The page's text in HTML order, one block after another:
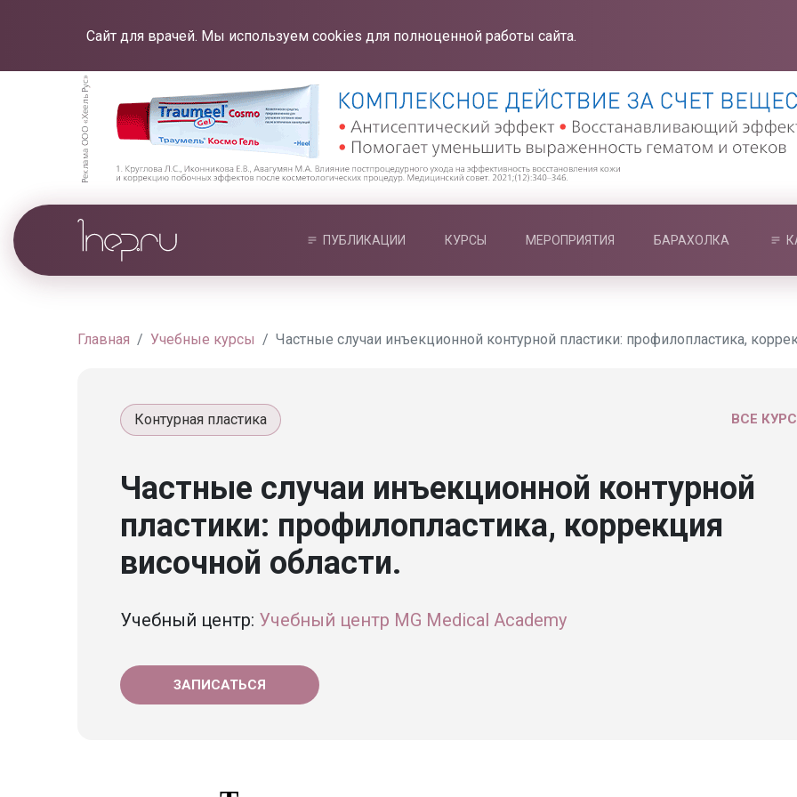
Сайт для врачей. Мы используем cookies для полноценной работы сайта.
ПУБЛИКАЦИИ КУРСЫ МЕРОПРИЯТИЯ БАРАХОЛКА
Главная Учебные курсы Частные случаи инъекционной контурной пластики: профилопластика,
ВСЕ
Контурная пластика
Частные случаи инъекционной контурной
пластики: профилопластика, коррекция
височной области.
Учебный центр: Учебный центр MG Medical Academy
ЗАПИСАТЬСЯ